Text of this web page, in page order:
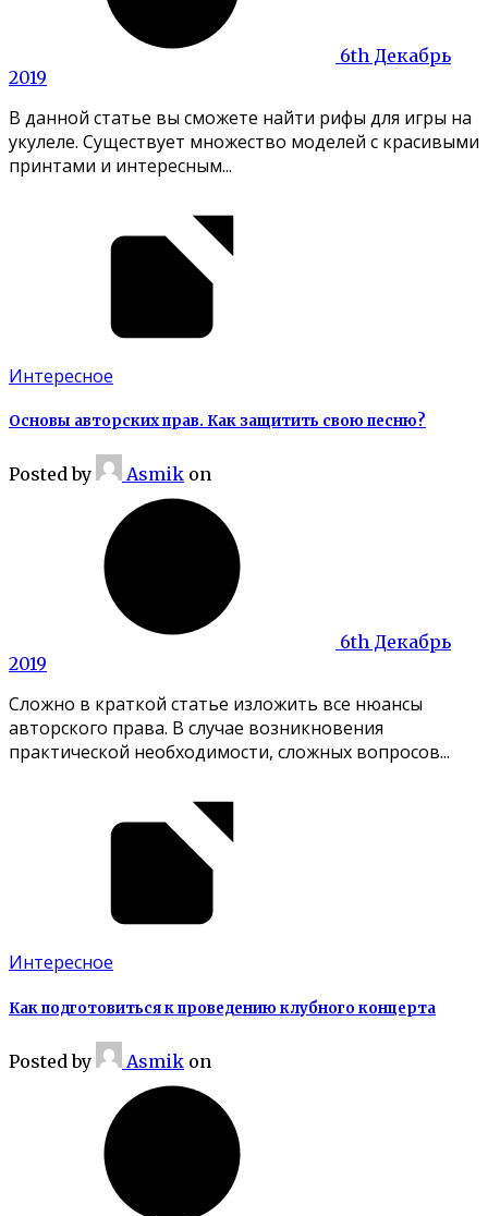
6th Декабрь
2019
В данной статье вы сможете найти рифы для игры на
укулеле. Существует множество моделей с красивыми
принтами и интересным...
Интересное
Основы авторских прав. Как защитить свою песню?
Postedby Asmik on
6th Декабрь
2019
Сложно в краткой статье изложить все нюансы
авторского права. В случае возникновения
практической необходимости, сложных вопросов...
Интересное
Как подготовиться к проведению клубного концерта
Postedby Asmik on